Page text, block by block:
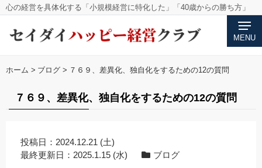
心の経営を具体化する「小規模経営に特化した」「40歳からの勝ち方」
MENU
ホーム > ブログ > ７６９、差異化、独自化をするための12の質問
７６９、差異化、独自化をするための12の質問
投稿日： 2024.12.21 (土)
最終更新日： 2025.1.15 (水) ブログ